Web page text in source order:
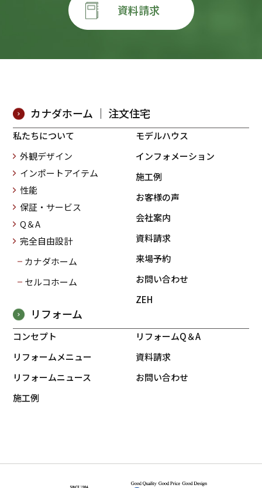
資料請求
カナダホーム ｜ 注文住宅
私たちについて
外観デザイン
インポートアイテム
性能
保証・サービス
Q＆A
完全自由設計
カナダホーム
セルコホーム
モデルハウス
インフォメーション
施工例
お客様の声
会社案内
資料請求
来場予約
お問い合わせ
ZEH
リフォーム
コンセプト
リフォームメニュー
リフォームニュース
施工例
リフォームQ＆A
資料請求
お問い合わせ